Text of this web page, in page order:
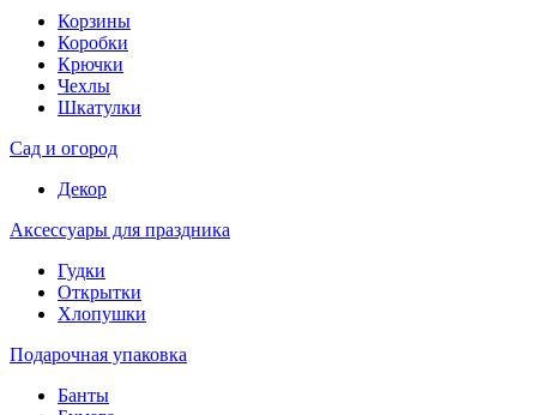
Корзины
Коробки
Крючки
Чехлы
Шкатулки
Сад и огород
Декор
Аксессуары для праздника
Гудки
Открытки
Хлопушки
Подарочная упаковка
Банты